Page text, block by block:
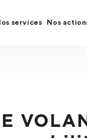
services Nos